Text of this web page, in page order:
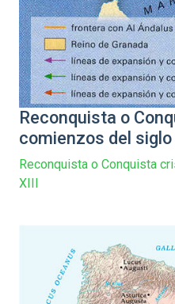
Reconquista o
comienzos del siglo
Reconquista o Conquista
XIII